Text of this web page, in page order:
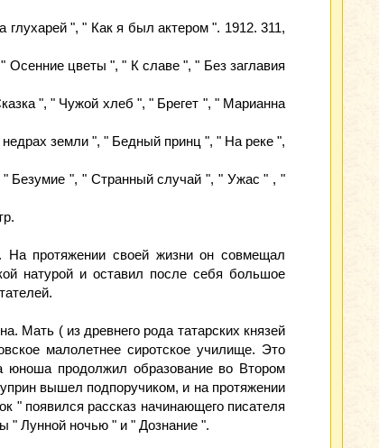
", " Как я был актером ". 1912. 311,
цветы ", " К славе ", " Без заглавия
", " Чужой хлеб ", " Брегет ", " Марианна
земли ", " Бедный принц ", " На реке ",
Безумие ", " Странный случай ", " Ужас " , "
На протяжении своей жизни он совмещал
натурой и оставил после себя большое
Мать ( из древнего рода татарских князей
малолетнее сиротское училище. Это
юноша продолжил образование во Втором
вышел подпоручиком, и на протяжении
" появился рассказ начинающего писателя
" Лунной ночью " и " Дознание ".